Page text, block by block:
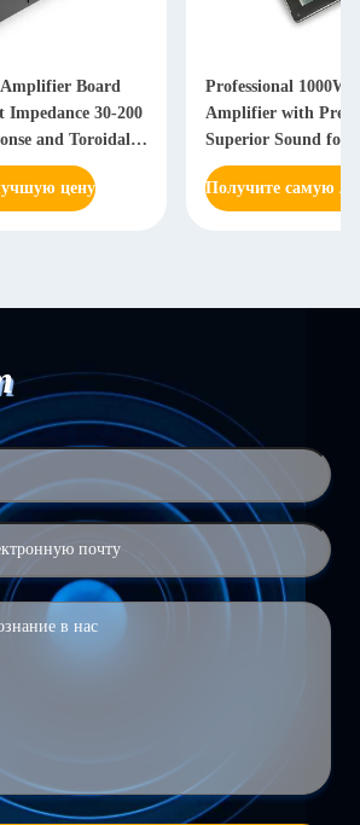
Amplifier Board
30-200
and Toroidal
цену
Professional 1000W
Amplifier with
Superior Sound for
Получите самую